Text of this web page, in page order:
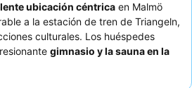
ubicación céntrica en Malmö
a la estación de tren de Triangeln,
culturales. Los huéspedes
gimnasio y la sauna en la